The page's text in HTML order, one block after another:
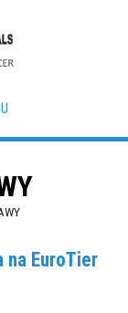
na EuroTier